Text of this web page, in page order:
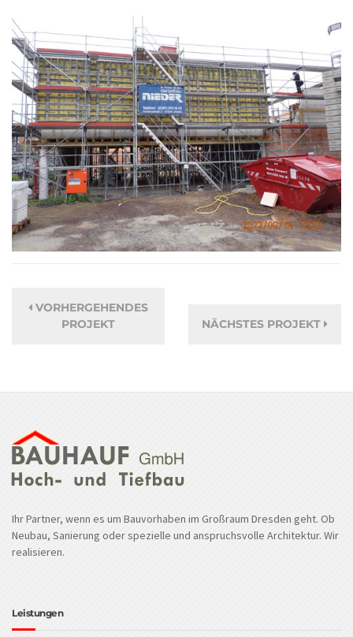
VORHERGEHENDES
PROJEKT
NÄCHSTES PROJEKT
Ihr Partner, wenn es um Bauvorhaben im Großraum Dresden geht. Ob
Neubau, Sanierung oder spezielle und anspruchsvolle Architektur. Wir
realisieren.
Leistungen